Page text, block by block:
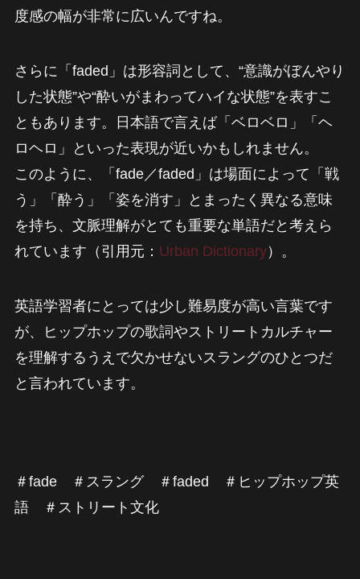
度感の幅が非常に広いんですね。
さらに「faded」は形容詞として、“意識がぼんやり
した状態”や“酔いがまわってハイな状態”を表すこ
ともあります。日本語で言えば「ベロベロ」「ヘ
ロヘロ」といった表現が近いかもしれません。
このように、「fade／faded」は場面によって「戦
う」「酔う」「姿を消す」とまったく異なる意味
を持ち、文脈理解がとても重要な単語だと考えら
れています（引用元： Urban Dictionary）。
英語学習者にとっては少し難易度が高い言葉です
が、ヒップホップの歌詞やストリートカルチャー
を理解するうえで欠かせないスラングのひとつだ
と言われています。
＃fade ＃スラング ＃faded ＃ヒップホップ英
語 ＃ストリート文化